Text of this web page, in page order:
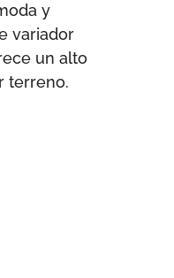
y
variador
un alto
terreno.